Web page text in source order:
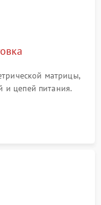
матрицы,
и цепей питания.
памяти и
SMD-компонентов